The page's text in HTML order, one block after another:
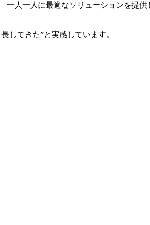
人一人に最適なソリューションを提供
してきた”と実感しています。